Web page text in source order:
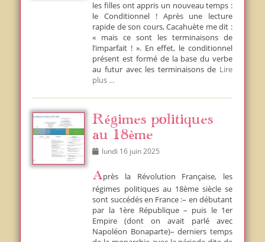
les filles ont appris un nouveau temps :
le Conditionnel ! Après une lecture
rapide de son cours, Cacahuète me dit :
« mais ce sont les terminaisons de
l’imparfait ! ». En effet, le conditionnel
présent est formé de la base du verbe
au futur avec les terminaisons de Lire
plus …
Régimes politiques
au 18ème
Postedlundi 16 juin 2025
Après la Révolution Française, les
régimes politiques au 18ème siècle se
sont succédés en France :– en débutant
par la 1ère République – puis le 1er
Empire (dont on avait parlé avec
Napoléon Bonaparte)– derniers temps